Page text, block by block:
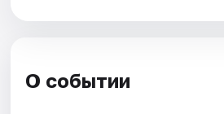
О событии